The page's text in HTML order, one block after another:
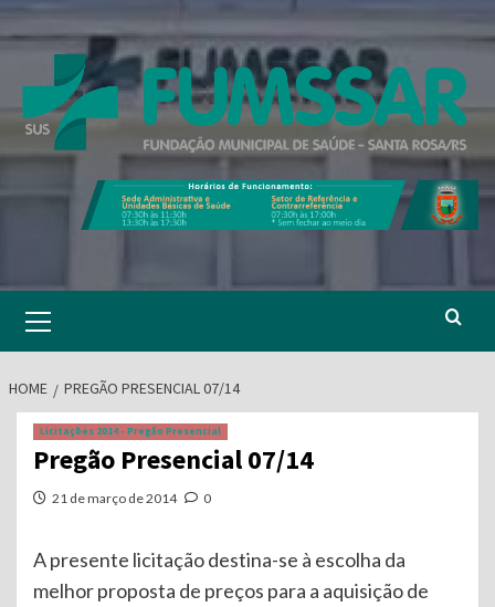
to
Menu
HOME PREGÃO PRESENCIAL 07/14
Licitações 2014 - Pregão Presencial
Pregão Presencial 07/14
21 de março de 2014 0
A presente licitação destina-se à escolha da
melhor proposta de preços para a aquisição de